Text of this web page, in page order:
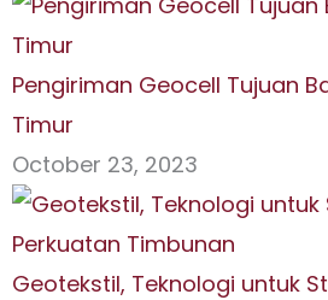
Pengiriman Geocell Tujuan
Timur
October 23, 2023
Geotekstil, Teknologi untuk